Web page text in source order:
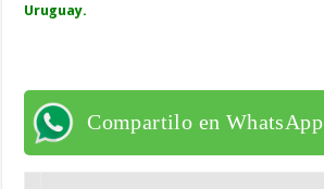
Uruguay.
Compartilo en WhatsApp